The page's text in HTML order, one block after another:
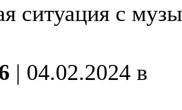
ситуация с
| 04.02.2024 в